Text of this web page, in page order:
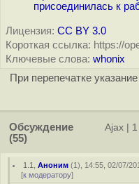
присоединилась к
Лицензия: CC BY 3.0
Короткая ссылка: https://
Ключевые слова: whonix
При перепечатке
Обсуждение
(55)
Ajax
1.1 ,Аноним (1), 14:55, 02/07/
[к модератору]